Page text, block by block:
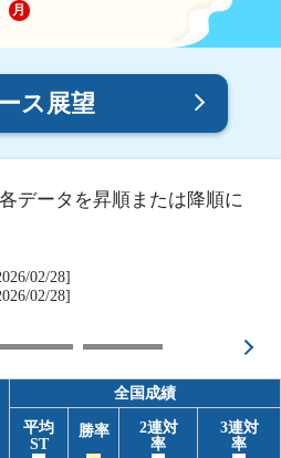
月
ス展望
データを昇順または降順に
02/28]
02/28]
全国成績
平均
ST
勝率
2連対
率
3連対
率